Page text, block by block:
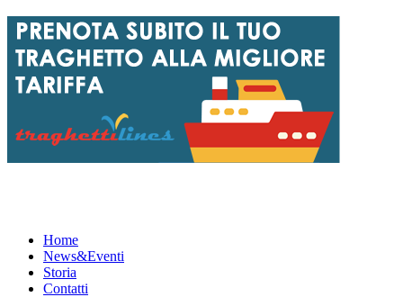
Home
News&Eventi
Storia
Contatti